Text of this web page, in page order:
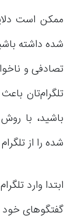
ممکن است
شده داشته
تصادفی و
تلگرام‌تان
باشید، با
شده را از
ابتدا وارد
گفتگو‌های